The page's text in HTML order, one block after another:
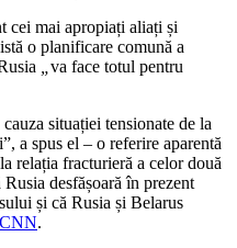
cei mai apropiați aliați și
o planificare comună a
va face totul pentru
situației tensionate de la
a spus el – o referire aparentă
relația fracturieră a celor două
desfășoară în prezent
și că Rusia și Belarus
CNN.